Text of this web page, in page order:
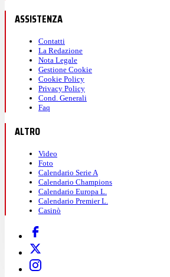
ASSISTENZA
Contatti
La Redazione
Nota Legale
Gestione Cookie
Cookie Policy
Privacy Policy
Cond. Generali
Faq
ALTRO
Video
Foto
Calendario Serie A
Calendario Champions
Calendario Europa L.
Calendario Premier L.
Casinò